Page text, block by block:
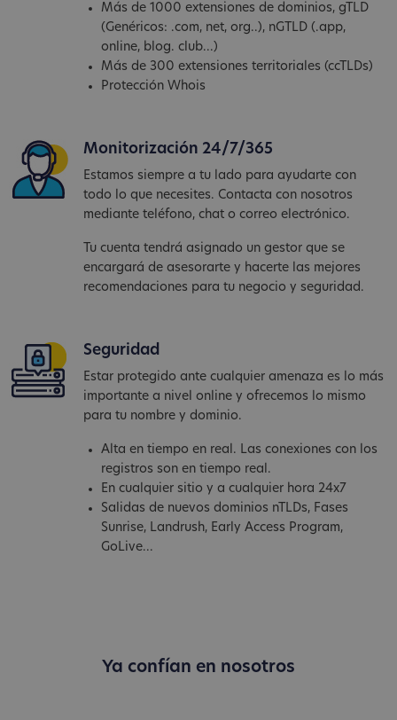
Más de 1000 extensiones de dominios, gTLD
(Genéricos: .com, net, org..), nGTLD (.app,
online, blog. club...)
Más de 300 extensiones territoriales (ccTLDs)
Protección Whois
Monitorización 24/7/365
Estamos siempre a tu lado para ayudarte con
todo lo que necesites. Contacta con nosotros
mediante teléfono, chat o correo electrónico.
Tu cuenta tendrá asignado un gestor que se
encargará de asesorarte y hacerte las mejores
recomendaciones para tu negocio y seguridad.
Seguridad
Estar protegido ante cualquier amenaza es lo más
importante a nivel online y ofrecemos lo mismo
para tu nombre y dominio.
Alta en tiempo en real. Las conexiones con los
registros son en tiempo real.
En cualquier sitio y a cualquier hora 24x7
Salidas de nuevos dominios nTLDs, Fases
Sunrise, Landrush, Early Access Program,
GoLive...
Ya confían en nosotros